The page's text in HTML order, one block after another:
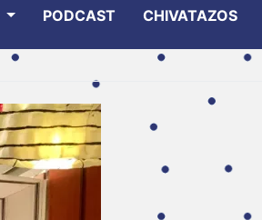
PODCAST CHIVATAZOS